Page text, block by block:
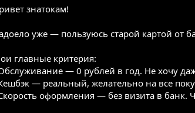
знатокам!
уже — пользуюсь старой картой от
главные критерия:
— 0 рублей в год. Не хочу
— реальный, желательно на все
оформления — без визита в банк.